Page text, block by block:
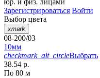
юр. и физ. лицами
Зарегистрироваться Войти
Выбор цвета
xmark
08-200/03
10мм
checkmark_alt_circleВыбрать
38.54 р.
По 80 м